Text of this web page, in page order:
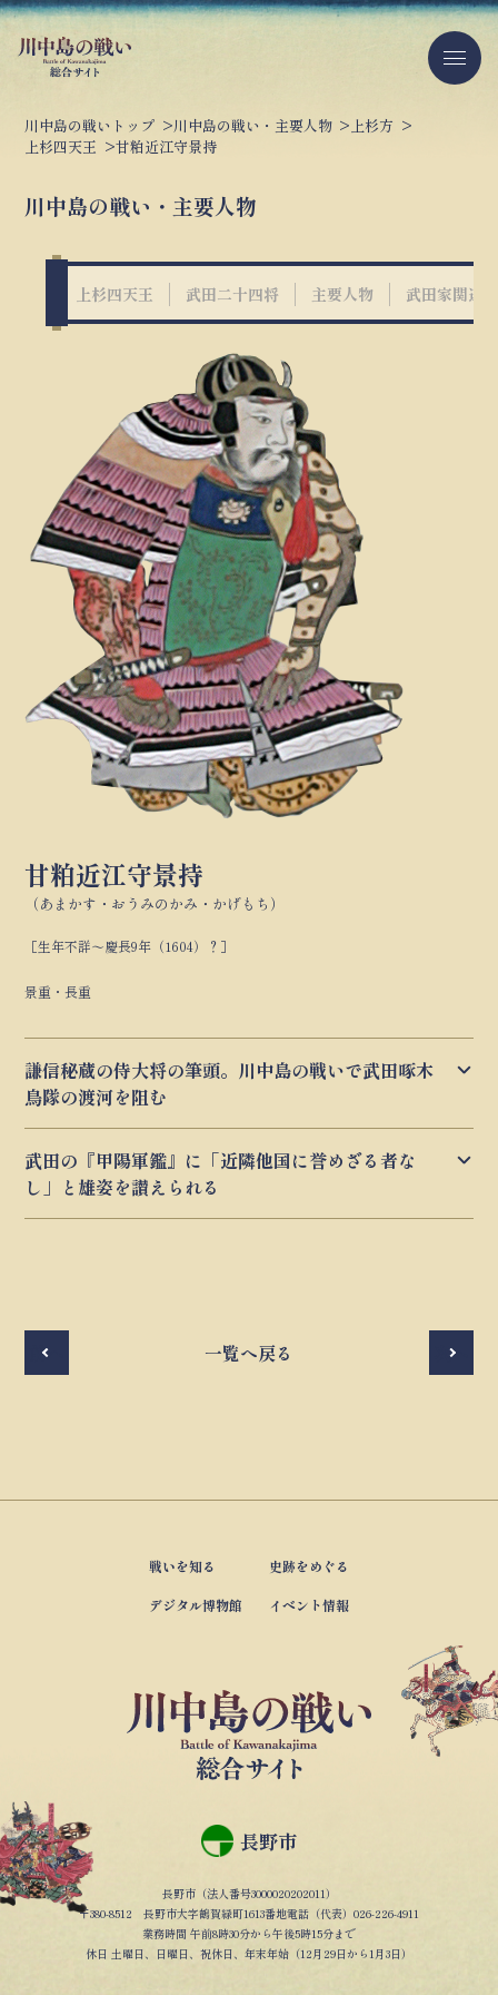
川中島の戦いトップ 川中島の戦い・主要人物
上杉方
上杉四天王
甘粕近江守景持
川中島の戦い・主要人物
上杉四天王 武田二十四将 主要人物 武田家関連
甘粕近江守景持
（あまかす・おうみのかみ・かげもち）
［生年不詳～慶長9年（1604）？］
景重・長重
謙信秘蔵の侍大将の筆頭。川中島の戦いで武田啄木
鳥隊の渡河を阻む
武田の『甲陽軍鑑』に「近隣他国に誉めざる者な
し」と雄姿を讃えられる
前へ 一覧へ戻る 次へ
戦いを知る 史跡をめぐる
デジタル博物館 イベント情報
長野市
長野市（法人番号3000020202011）
〒380-8512 長野市大字鶴賀緑町1613番地電話（代表）026-226-4911
業務時間 午前8時30分から午後5時15分まで
休日 土曜日、日曜日、祝休日、年末年始（12月29日から1月3日）